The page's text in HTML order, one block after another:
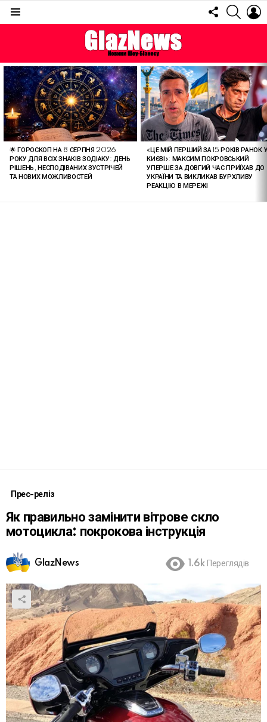
FOLLOW
US
ОСТАННІ
СТАТТІ
🌟 ГОРОСКОП НА 8 СЕРПНЯ 2026
РОКУ ДЛЯ ВСІХ ЗНАКІВ ЗОДІАКУ: ДЕНЬ
РІШЕНЬ, НЕСПОДІВАНИХ ЗУСТРІЧЕЙ
ТА НОВИХ МОЖЛИВОСТЕЙ
«ЦЕ МІЙ ПЕРШИЙ ЗА 15 РОКІВ РАНОК
КИЄВІ»: МАКСИМ ПОКРОВСЬКИЙ
УПЕРШЕ ЗА ДОВГИЙ ЧАС ПРИЇХАВ ДО
УКРАЇНИ ТА ВИКЛИКАВ БУРХЛИВУ
РЕАКЦІЮ В МЕРЕЖІ
Прес-реліз
Як правильно замінити вітрове скло
мотоцикла: покрокова інструкція
GlazNews 1.6k Переглядів